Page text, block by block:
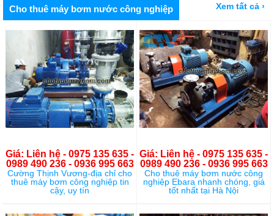
Cho thuê máy bơm nước công nghiệp Xem tất cả ›
Giá: Liên hệ - 0975 135 635 -
0989 490 236 - 0936 995 663
Cường Thịnh Vương-địa chỉ cho
thuê máy bơm công nghiệp tin
cậy, uy tín
Giá: Liên hệ - 0975 135 635 -
0989 490 236 - 0936 995 663
Cho thuê máy bơm nước công
nghiệp Ebara nhanh chóng, giá
tốt nhất tại Hà Nội